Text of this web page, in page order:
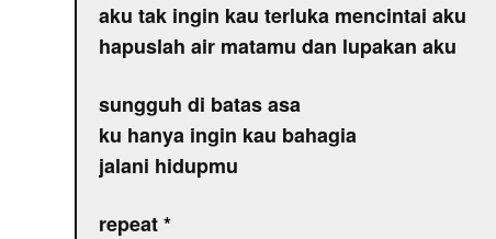
aku tak ingin kau terluka mencintai aku
hapuslah air matamu dan lupakan aku
sungguh di batas asa
ku hanya ingin kau bahagia
jalani hidupmu
repeat *